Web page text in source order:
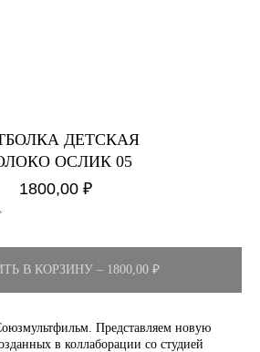
ДЕТСКАЯ
ОСЛИК 05
1800,00 ₽
В КОРЗИНУ – 1800,00 ₽
Представляем новую
в коллаборации со студией